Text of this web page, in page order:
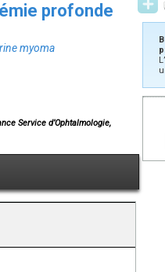
profonde
myoma
Service d’Ophtalmologie,